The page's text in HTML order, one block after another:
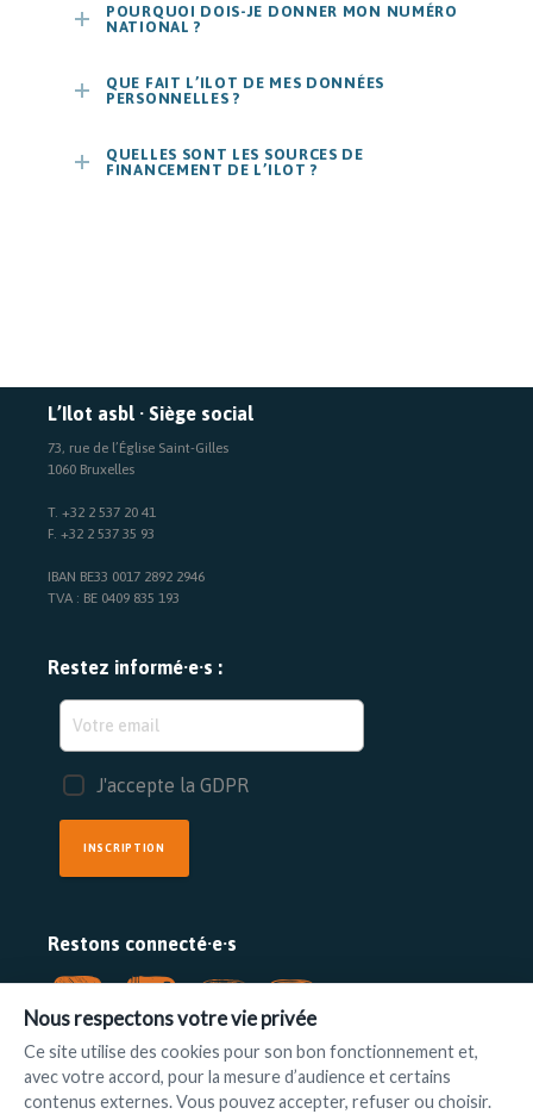
POURQUOI DOIS-JE DONNER MON NUMÉRO
NATIONAL ?
QUE FAIT L’ILOT DE MES DONNÉES
PERSONNELLES ?
QUELLES SONT LES SOURCES DE
FINANCEMENT DE L’ILOT ?
L’Ilot asbl · Siège social
73, rue de l’Église Saint-Gilles
1060 Bruxelles
T. +32 2 537 20 41
F. +32 2 537 35 93
IBAN BE33 0017 2892 2946
TVA : BE 0409 835 193
Restez informé·e·s :
J'accepte la GDPR
INSCRIPTION
Restons connecté·e·s
FAIRE UN DON
Nous respectons votre vie privée
Ce site utilise des cookies pour son bon fonctionnement et,
avec votre accord, pour la mesure d’audience et certains
contenus externes. Vous pouvez accepter, refuser ou choisir.